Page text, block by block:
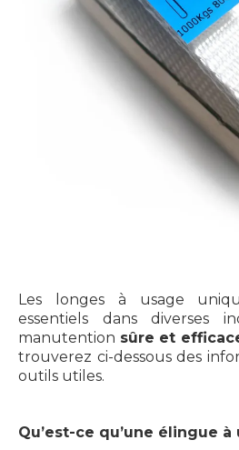
Les longes à usage
essentiels dans diverses
manutention sûre et
trouverez ci-dessous des
outils utiles.
Qu’est-ce qu’une élingue